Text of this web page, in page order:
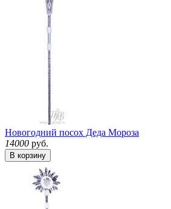
Новогодний посох Деда Мороза
14000 руб.
В корзину